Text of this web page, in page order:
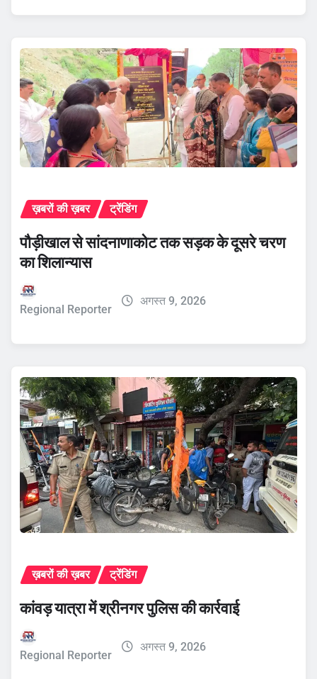
ख़बरों की ख़बर ट्रेंडिंग
पौड़ीखाल से सांदनाणाकोट तक सड़क के दूसरे चरण
का शिलान्यास
Regional Reporter
अगस्त 9, 2026
ख़बरों की ख़बर ट्रेंडिंग
कांवड़ यात्रा में श्रीनगर पुलिस की कार्रवाई
Regional Reporter
अगस्त 9, 2026